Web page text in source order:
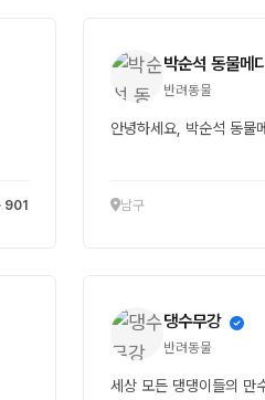
901
박순석 동물메
반려동물
안녕하세요, 박순석 동물
남구
댕수무강
반려동물
세상 모든 댕댕이들의 만수무강을